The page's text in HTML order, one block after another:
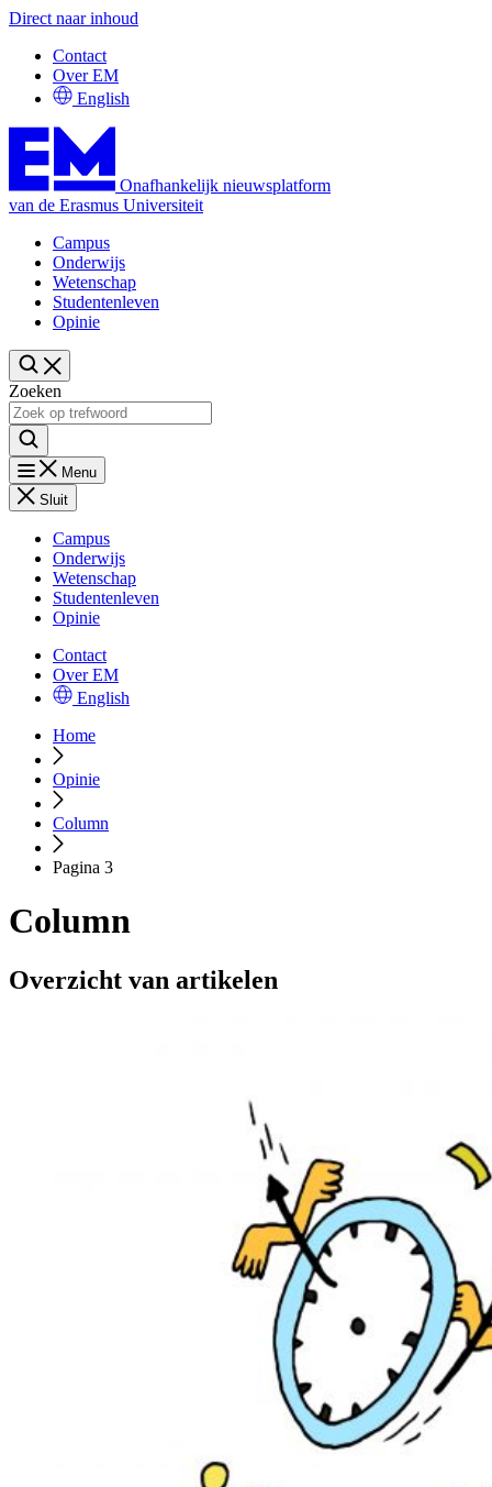
Direct naar inhoud
Contact
Over EM
English
Onafhankelijk nieuwsplatform
van de Erasmus Universiteit
Campus
Onderwijs
Wetenschap
Studentenleven
Opinie
Zoeken
Menu
Sluit
Campus
Onderwijs
Wetenschap
Studentenleven
Opinie
Contact
Over EM
English
Home
Opinie
Column
Pagina 3
Column
Overzicht van artikelen